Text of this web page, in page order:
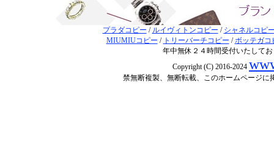
プラダコピー / ルイヴィトンコピー / シャネルコピ
MIUMIUコピー / トリーバーチコピー /ボッテガコ
年中無休２４時間受付いたして
Copyright (C) 2016-2024
禁無断複製、無断転載、このホームページ